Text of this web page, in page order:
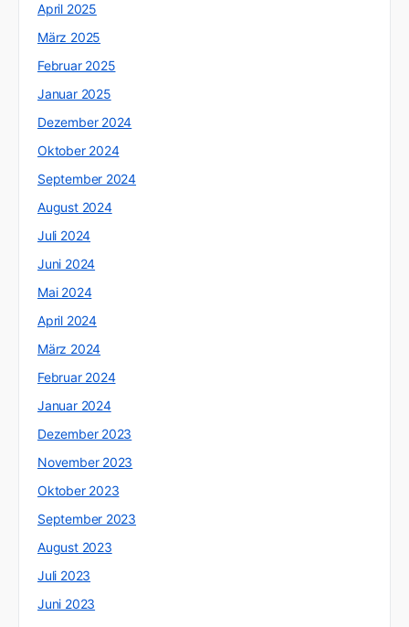
April 2025
März 2025
Februar 2025
Januar 2025
Dezember 2024
Oktober 2024
September 2024
August 2024
Juli 2024
Juni 2024
Mai 2024
April 2024
März 2024
Februar 2024
Januar 2024
Dezember 2023
November 2023
Oktober 2023
September 2023
August 2023
Juli 2023
Juni 2023